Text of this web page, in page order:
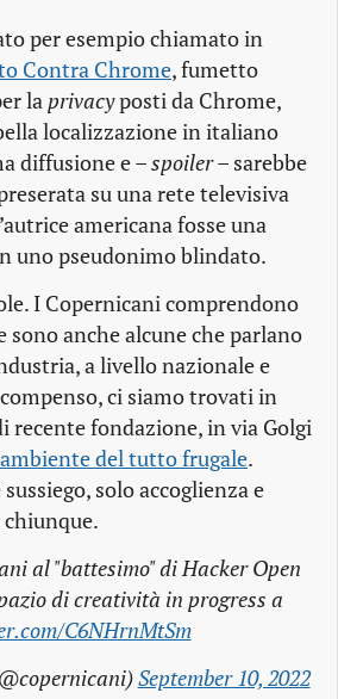
per esempio chiamato in
Contra Chrome, fumetto
la privacyposti da Chrome,
localizzazione in italiano
diffusione e –spoiler– sarebbe
su una rete televisiva
americana fosse una
uno pseudonimo blindato.
I Copernicani comprendono
sono anche alcune che parlano
a livello nazionale e
ci siamo trovati in
recente fondazione, in via Golgi
del tutto frugale.
solo accoglienza e
chiunque.
al "battesimo" di Hacker Open
di creatività in progress a
C6NHrnMtSm
September 10, 2022